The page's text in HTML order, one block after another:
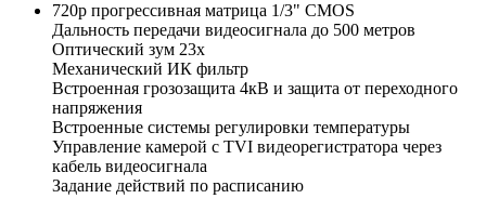
720p прогрессивная матрица 1/3" CMOS
Дальность передачи видеосигнала до 500 метров
Оптический зум 23х
Механический ИК фильтр
Встроенная грозозащита 4кВ и защита от переходного
напряжения
Встроенные системы регулировки температуры
Управление камерой с TVI видеорегистратора через
кабель видеосигнала
Задание действий по расписанию